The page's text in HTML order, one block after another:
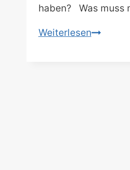
haben? Was muss
WeiterlesenEin